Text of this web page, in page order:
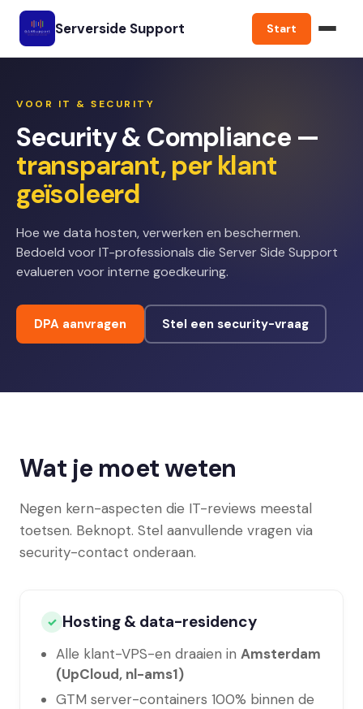
Serverside Support Start
VOOR IT & SECURITY
Security & Compliance —
transparant, per klant
geïsoleerd
Hoe we data hosten, verwerken en beschermen.
Bedoeld voor IT-professionals die Server Side Support
evalueren voor interne goedkeuring.
DPA aanvragen Stel een security-vraag
Wat je moet weten
Negen kern-aspecten die IT-reviews meestal
toetsen. Beknopt. Stel aanvullende vragen via
security-contact onderaan.
✓ Hosting & data-residency
Alle klant-VPS-en draaien in Amsterdam
(UpCloud, nl-ams1)
GTM server-containers 100% binnen de